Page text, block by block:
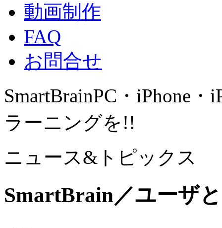
動画制作
FAQ
お問合せ
SmartBrainPC・iPhone・
ラーニングを!!
ニュース&トピックス
SmartBrain／ユーザ